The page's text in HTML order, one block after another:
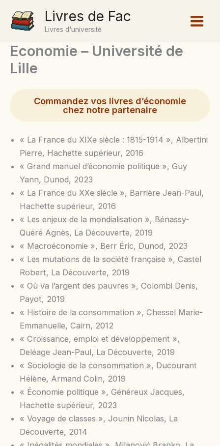
contenu
Livres de Fac
Livres d'université
Economie – Université de
Lille
Commandez vos livres d’économie
chez notre partenaire
« La France du XIXe siècle : 1815-1914 », Albertini
Pierre, Hachette supérieur, 2016
« Grand manuel d’économie politique », Guy
Yann, Dunod, 2023
« La France du XXe siècle », Barrière Jean-Paul,
Hachette supérieur, 2016
« Les enjeux de la mondialisation », Bénassy-
Quéré Agnès, La Découverte, 2019
« Macroéconomie », Berr Éric, Dunod, 2023
« Les mutations de la société française », Castel
Robert, La Découverte, 2019
« Où va l’argent des pauvres », Colombi Denis,
Payot, 2019
« Histoire de la consommation », Chessel Marie-
Emmanuelle, Cairn, 2012
« Croissance, emploi et développement »,
Deléage Jean-Paul, La Découverte, 2019
« Sociologie de la consommation », Ducourant
Hélène, Armand Colin, 2019
« Économie politique », Généreux Jacques,
Hachette supérieur, 2023
« Voyage de classes », Jounin Nicolas, La
Découverte, 2014